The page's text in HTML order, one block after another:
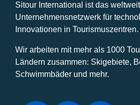
Sitour International ist das
Unternehmensnetzwerk für
Innovationen in Tourismuszentren.
Wir arbeiten mit mehr als 1000
Ländern zusammen: Skigebiete,
Schwimmbäder und mehr.